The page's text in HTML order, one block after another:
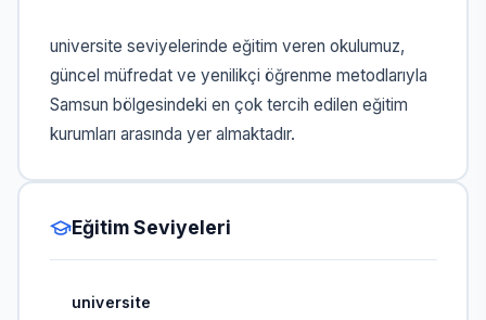
universite seviyelerinde eğitim veren okulumuz,
güncel müfredat ve yenilikçi öğrenme metodlarıyla
Samsun bölgesindeki en çok tercih edilen eğitim
kurumları arasında yer almaktadır.
Eğitim Seviyeleri
universite